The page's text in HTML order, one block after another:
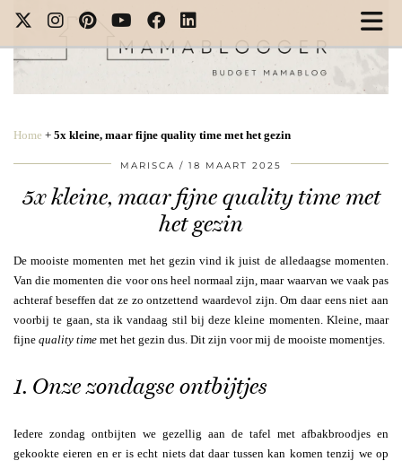
Home + 5x kleine, maar fijne quality time met het gezin
MARISCA 18 MAART 2025
5x kleine, maar fijne quality time met
het gezin
De mooiste momenten met het gezin vind ik juist de alledaagse momenten.
Van die momenten die voor ons heel normaal zijn, maar waarvan we vaak pas
achteraf beseffen dat ze zo ontzettend waardevol zijn. Om daar eens niet aan
voorbij te gaan, sta ik vandaag stil bij deze kleine momenten. Kleine, maar
fijne quality time met het gezin dus. Dit zijn voor mij de mooiste momentjes.
1. Onze zondagse ontbijtjes
Iedere zondag ontbijten we gezellig aan de tafel met afbakbroodjes en
gekookte eieren en er is echt niets dat daar tussen kan komen tenzij we op